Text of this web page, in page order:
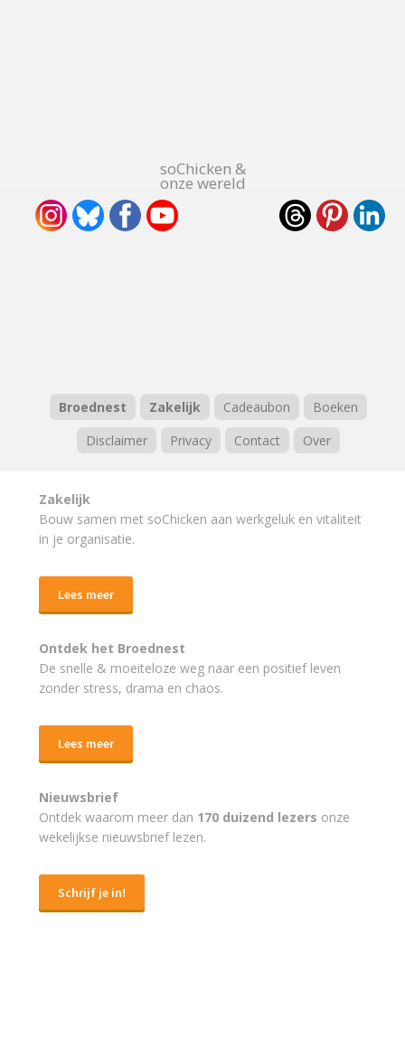
soChicken &
onze wereld
Broednest Zakelijk Cadeaubon
Boeken
Disclaimer
Privacy Contact Over
Zakelijk
Bouw samen met soChicken aan werkgeluk en vitaliteit
in je organisatie.
Lees meer
Ontdek het Broednest
De snelle & moeiteloze weg naar een positief leven
zonder stress, drama en chaos.
Lees meer
Nieuwsbrief
Ontdek waarom meer dan 170 duizend lezers onze
wekelijkse nieuwsbrief lezen.
Schrijf je in!